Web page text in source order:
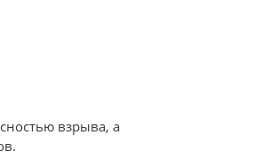
взрыва, а